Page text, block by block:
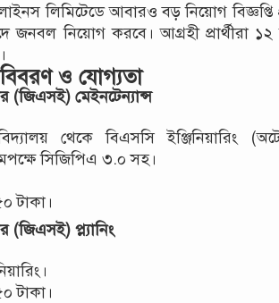
লিমিটেডে আবারও বড় নিয়োগ বিজ্ঞপ্তি
জনবল নিয়োগ করবে। আগ্রহী প্রার্থীরা
ও যোগ্যতা
(জিএসই) মেইনটেন্যান্স
থেকে বিএসসি ইঞ্জিনিয়ারিং
সিজিপিএ ৩.০ সহ।
টাকা।
(জিএসই) প্ল্যানিং
টাকা।